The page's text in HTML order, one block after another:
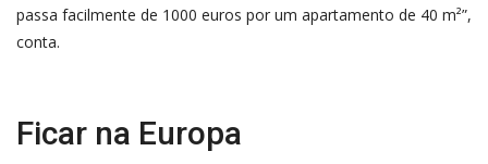
passa facilmente de 1000 euros por um apartamento de 40 m²”,
conta.
Ficar na Europa